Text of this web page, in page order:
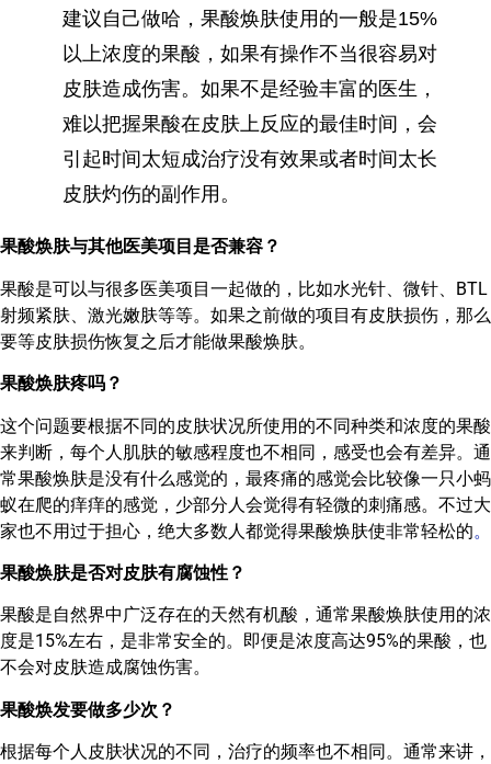
建议自己做哈，果酸焕肤使用的一般是15%
以上浓度的果酸，如果有操作不当很容易对
皮肤造成伤害。如果不是经验丰富的医生，
难以把握果酸在皮肤上反应的最佳时间，会
引起时间太短成治疗没有效果或者时间太长
皮肤灼伤的副作用。
果酸焕肤与其他医美项目是否兼容？
果酸是可以与很多医美项目一起做的，比如水光针、微针、BTL
射频紧肤、激光嫩肤等等。如果之前做的项目有皮肤损伤，那么
要等皮肤损伤恢复之后才能做果酸焕肤。
果酸焕肤疼吗？
这个问题要根据不同的皮肤状况所使用的不同种类和浓度的果酸
来判断，每个人肌肤的敏感程度也不相同，感受也会有差异。通
常果酸焕肤是没有什么感觉的，最疼痛的感觉会比较像一只小蚂
蚁在爬的痒痒的感觉，少部分人会觉得有轻微的刺痛感。不过大
家也不用过于担心，绝大多数人都觉得果酸焕肤使非常轻松的。
果酸焕肤是否对皮肤有腐蚀性？
果酸是自然界中广泛存在的天然有机酸，通常果酸焕肤使用的浓
度是15%左右，是非常安全的。即便是浓度高达95%的果酸，也
不会对皮肤造成腐蚀伤害。
果酸焕发要做多少次？
根据每个人皮肤状况的不同，治疗的频率也不相同。通常来讲，